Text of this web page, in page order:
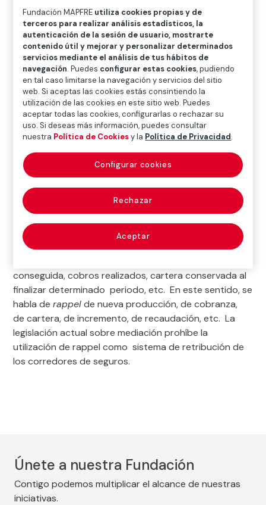
V
W X Z
Diccionario de seguros
rappel (overriding
commission)
Sistema de retribución, generalmente de carácter
complementario, que se aplica normalmente a quienes
en calidad de mediadores o comerciales en nómina
están directamente relacionados con la actividad
aseguradora. Suele consistir en una participación
proporcional (porcentaje) calculada sobre una cifra
conseguida, cobros realizados, cartera conservada al
finalizar determinado periodo, etc. En este sentido, se
habla derappelde nueva producción, de cobranza,
de cartera, de incremento, de recaudación, etc. La
legislación actual sobre mediación prohíbe la
utilización de rappel como sistema de retribución de
los corredores de seguros.
Únete a nuestra Fundación
Contigo podemos multiplicar el alcance de nuestras
iniciativas.
Fundación MAPFRE utiliza cookies propias y de
terceros para realizar análisis estadísticos, la
autenticación de la sesión de usuario, mostrarte
contenido útil y mejorar y personalizar determinados
servicios mediante el análisis de tus hábitos de
navegación. Puedes configurar estas cookies, pudiendo
en tal caso limitarse la navegación y servicios del sitio
web. Si aceptas las cookies estás consintiendo la
utilización de las cookies en este sitio web. Puedes
aceptar todas las cookies, configurarlas o rechazar su
uso. Si deseas más información, puedes consultar
nuestra Política de Cookiesy la Política de Privacidad.
Rechazar
Aceptar
Configurar cookies